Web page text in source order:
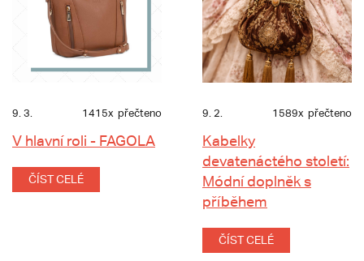
9. 3. 1415x přečteno
V hlavní roli - FAGOLA
ČÍST CELÉ
9. 2. 1589x přečteno
Kabelky
devatenáctého století:
Módní doplněk s
příběhem
ČÍST CELÉ